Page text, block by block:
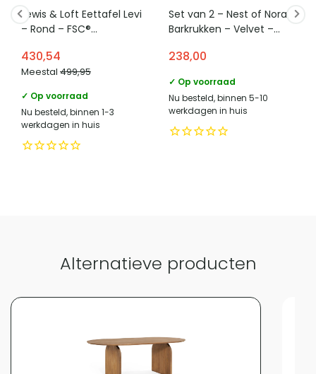
Categorie Eettafels
Vergelijk met alternatieven
Lewis & Loft Eettafel Levi
– Rond – FSC®
mangohout – Ø120 cm –
Bruin
430,54
Meestal 499,95
✓ Op voorraad
Nu besteld, binnen 1-3
werkdagen in huis
Set van 2 – Nest of Nora
Barkrukken – Velvet –
238,00
✓ Op voorraad
Nu besteld, binnen 5-10
werkdagen in huis
Alternatieve producten